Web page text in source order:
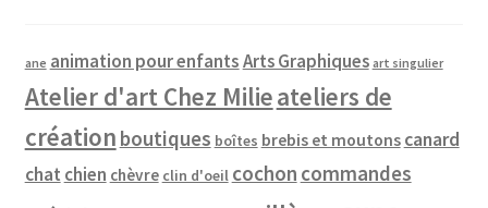
ane animation pour enfantsArts Graphiques art singulier
Atelier d'art Chez Milieateliers de
création boutiques boîtes brebis et moutons canard
chat chien chèvre clin d'oeil cochon commandes